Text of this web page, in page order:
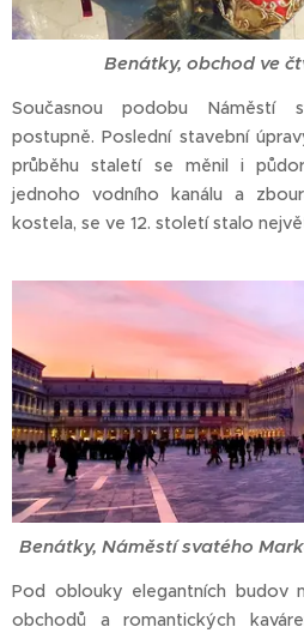
Benátky, obchod ve
Současnou podobu Náměstí
postupně. Poslední stavební
průběhu staletí se měnil i
jednoho vodního kanálu a
kostela, se ve 12. století stalo
Benátky, Náměstí svatého
Pod oblouky elegantních budov
obchodů a romantických